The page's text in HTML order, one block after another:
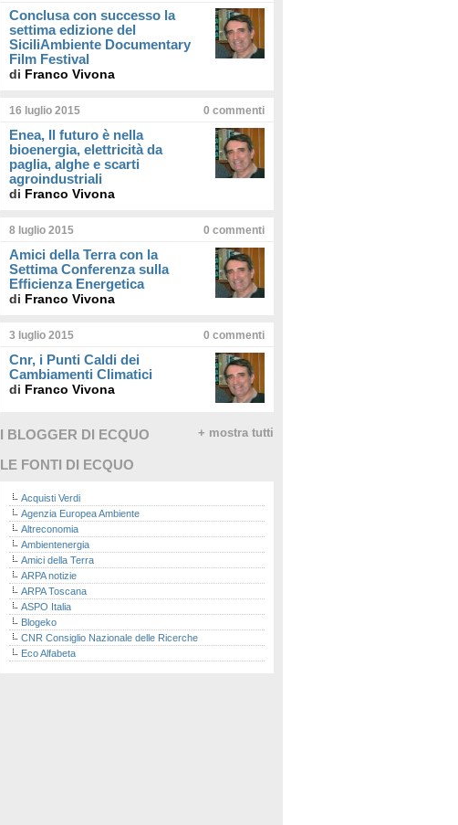
Conclusa con successo la
settima edizione del
SiciliAmbiente Documentary
Film Festival
di Franco Vivona
16 luglio 2015 0 commenti
Enea, Il futuro è nella
bioenergia, elettricità da
paglia, alghe e scarti
agroindustriali
di Franco Vivona
8 luglio 2015 0 commenti
Amici della Terra con la
Settima Conferenza sulla
Efficienza Energetica
di Franco Vivona
3 luglio 2015 0 commenti
Cnr, i Punti Caldi dei
Cambiamenti Climatici
di Franco Vivona
I BLOGGER DI ECQUO + mostra tutti
LE FONTI DI ECQUO
Acquisti Verdi
Agenzia Europea Ambiente
Altreconomia
Ambientenergia
Amici della Terra
ARPA notizie
ARPA Toscana
ASPO Italia
Blogeko
CNR Consiglio Nazionale delle Ricerche
Eco Alfabeta